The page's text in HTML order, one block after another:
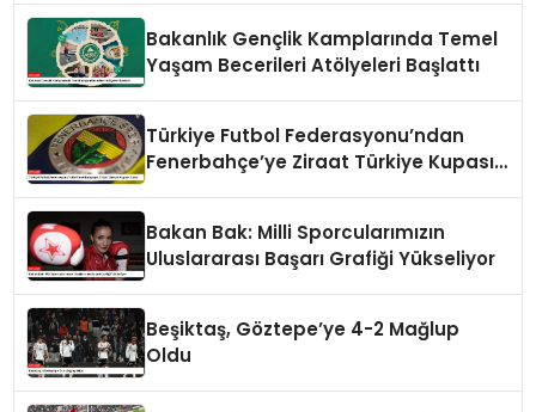
Bakanlık Gençlik Kamplarında Temel
Yaşam Becerileri Atölyeleri Başlattı
Türkiye Futbol Federasyonu’ndan
Fenerbahçe’ye Ziraat Türkiye Kupası
Bakan Bak: Milli Sporcularımızın
Uluslararası Başarı Grafiği Yükseliyor
Beşiktaş, Göztepe’ye 4-2 Mağlup
Oldu